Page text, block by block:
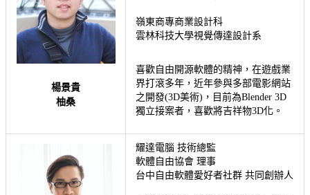
楊景貴
柚桑
嶺東商專商業設計科
雲林科技大學視覺傳達設計系
喜歡自由開源軟體的精神，在遊戲業
界打滾多年，近年參與多部電影網站
之開發(3D美術)，目前為Blender 3D
獨立接案者，喜歡將吉祥物3D化。
耀達電腦 技術總監
軟體自由協會 理事
台中自由軟體愛好者社群 共同創辦人